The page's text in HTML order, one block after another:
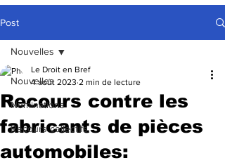
Post
Nouvelles
Nominations
Recours collectifs
Nouvelles
Recours contre les
fabricants de pièces
automobiles:
Le Droit en Bref
4 août 2023 2 min de lecture